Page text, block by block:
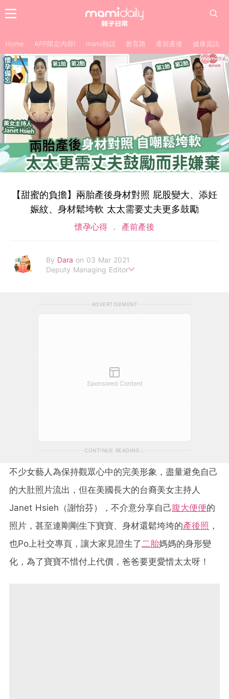
Home APP限定內容! mami熱話 教育路 產前產後 健康資訊
【甜蜜的負擔】兩胎產後身材對照 屁股變大、添妊
娠紋、身材鬆垮軟 太太需要丈夫更多鼓勵
懷孕心得 產前產後
By Dara on 03 Mar 2021
Deputy Managing Editor
ADVERTISEMENT
Sponsored Content
CONTINUE READING
不少女藝人為保持觀眾心中的完美形象，盡量避免自己
的大肚照片流出，但在美國長大的台裔美女主持人
Janet Hsieh（謝怡芬），不介意分享自己腹大便便的
照片，甚至連剛剛生下寶寶、身材還鬆垮垮的產後照 ，
也Po上社交專頁，讓大家見證生了 二胎媽媽的身形變
化，為了寶寶不惜付上代價，爸爸要更愛惜太太呀！